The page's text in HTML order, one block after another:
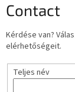
Contact
Kérdése van?
elérhetőségeit.
Teljes név